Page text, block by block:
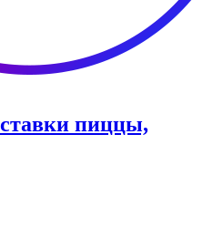
пиццы,